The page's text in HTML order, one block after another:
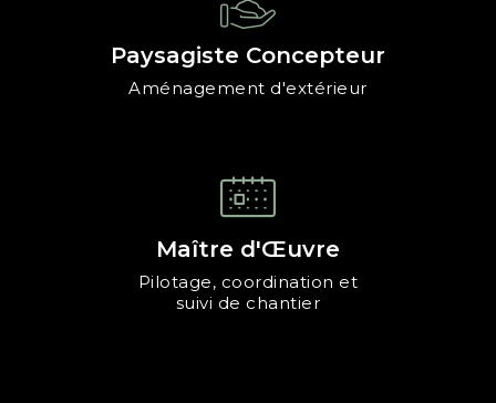
Paysagiste Concepteur
Aménagement d'extérieur
Maître d'Œuvre
Pilotage, coordination et
suivi de chantier